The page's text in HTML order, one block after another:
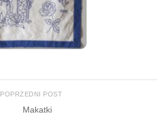
POPRZEDNI POST
Makatki